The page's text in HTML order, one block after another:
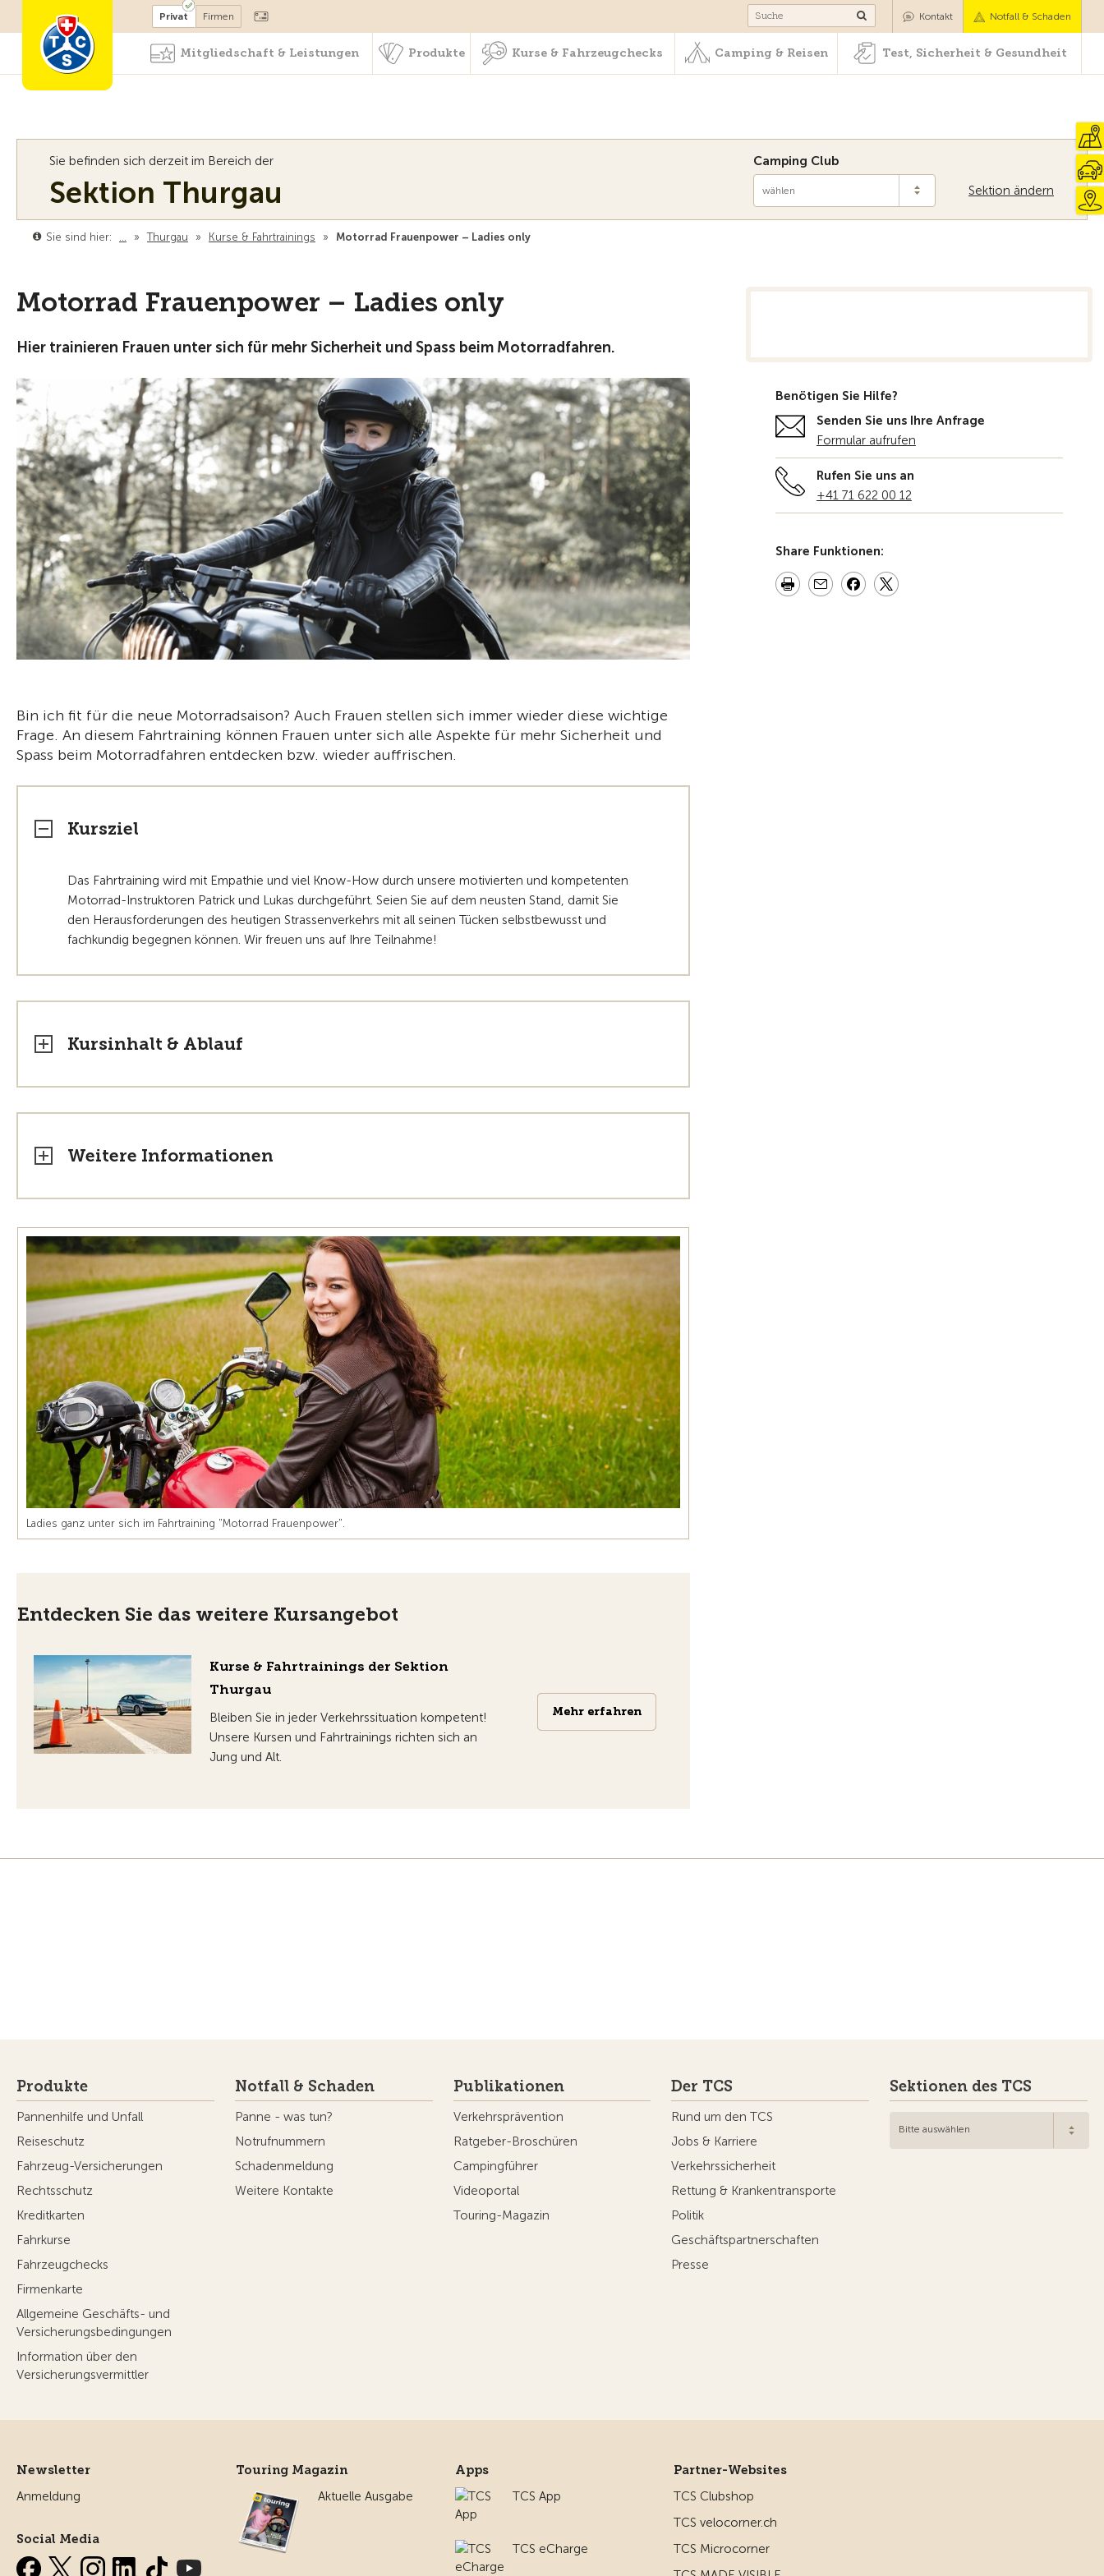
Mitglied werden Camping & Reisen Test, Sicherheit & Gesundheit
Privat Firmen Kontakt Notfall & Schaden
Mitgliedschaft & Leistungen Produkte Kurse & Fahrzeugchecks Camping & Reisen Test, Sicherheit & Gesundheit
Sie befinden sich derzeit im Bereich der
Sektion Thurgau Sektion ändern
Camping Club
wählen
Sie sind hier: … » Thurgau » Kurse & Fahrtrainings » Motorrad Frauenpower – Ladies only
Motorrad Frauenpower – Ladies only
Hier trainieren Frauen unter sich für mehr Sicherheit und Spass beim Motorradfahren.
Bin ich fit für die neue Motorradsaison? Auch Frauen stellen sich immer wieder diese wichtige
Frage. An diesem Fahrtraining können Frauen unter sich alle Aspekte für mehr Sicherheit und
Spass beim Motorradfahren entdecken bzw. wieder auffrischen.
Kursziel
Das Fahrtraining wird mit Empathie und viel Know-How durch unsere motivierten und kompetenten
Motorrad-Instruktoren Patrick und Lukas durchgeführt. Seien Sie auf dem neusten Stand, damit Sie
den Herausforderungen des heutigen Strassenverkehrs mit all seinen Tücken selbstbewusst und
fachkundig begegnen können. Wir freuen uns auf Ihre Teilnahme!
Kursinhalt & Ablauf
Weitere Informationen
Ladies ganz unter sich im Fahrtraining "Motorrad Frauenpower".
Entdecken Sie das weitere Kursangebot
Kurse & Fahrtrainings der Sektion
Thurgau
Bleiben Sie in jeder Verkehrssituation kompetent!
Unsere Kursen und Fahrtrainings richten sich an
Jung und Alt.
Mehr erfahren
Mehr erfahren
Benötigen Sie Hilfe?
Senden Sie uns Ihre Anfrage
Formular aufrufen
Rufen Sie uns an
+41 71 622 00 12
Share Funktionen:
Produkte
Pannenhilfe und Unfall
Reiseschutz
Fahrzeug-Versicherungen
Rechtsschutz
Kreditkarten
Fahrkurse
Fahrzeugchecks
Firmenkarte
Allgemeine Geschäfts- und
Versicherungsbedingungen
Information über den
Versicherungsvermittler
Notfall & Schaden
Panne - was tun?
Notrufnummern
Schadenmeldung
Weitere Kontakte
Publikationen
Verkehrsprävention
Ratgeber-Broschüren
Campingführer
Videoportal
Touring-Magazin
Der TCS
Rund um den TCS
Jobs & Karriere
Verkehrssicherheit
Rettung & Krankentransporte
Politik
Geschäftspartnerschaften
Presse
Sektionen des TCS
Bitte auswählen
Newsletter
Anmeldung
Social Media
Touring Magazin
Aktuelle Ausgabe
Apps
TCS App
TCS eCharge
Partner-Websites
TCS Clubshop
TCS velocorner.ch
TCS Microcorner